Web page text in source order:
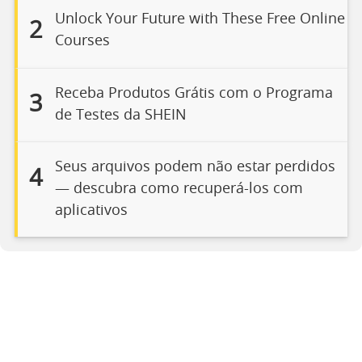
2
Unlock Your Future with These Free Online
Courses
3
Receba Produtos Grátis com o Programa
de Testes da SHEIN
4
Seus arquivos podem não estar perdidos
— descubra como recuperá-los com
aplicativos